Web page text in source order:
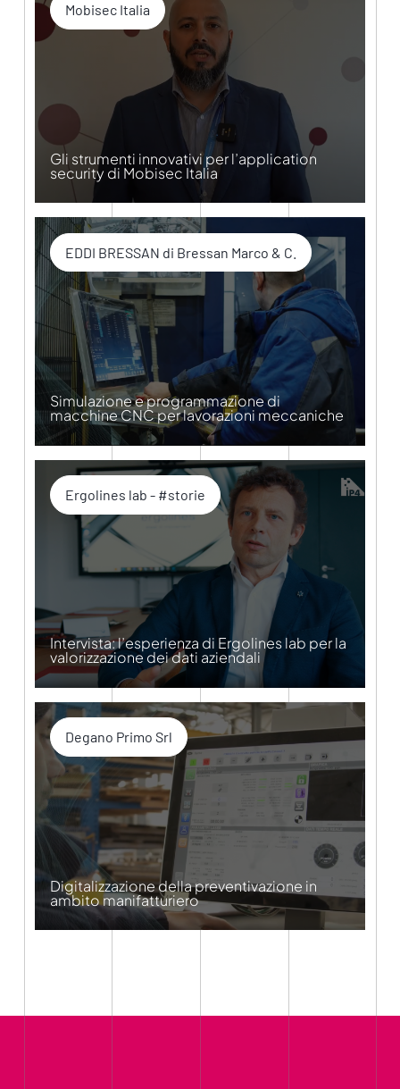
Mobisec Italia
Gli strumenti innovativi per l’application
security di Mobisec Italia
EDDI BRESSAN di Bressan Marco & C.
Simulazione e programmazione di
macchine CNC per lavorazioni meccaniche
Ergolines lab - #storie
Intervista: l’esperienza di Ergolines lab per la
valorizzazione dei dati aziendali
Degano Primo Srl
Digitalizzazione della preventivazione in
ambito manifatturiero